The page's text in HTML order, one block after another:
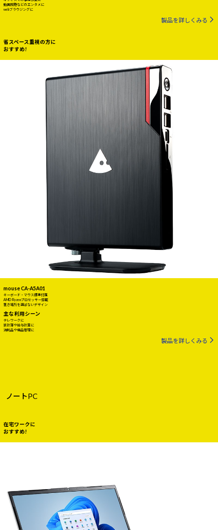
動画視聴などのエンタメに
webブラウジングに
製品を詳しくみる
省スペース重視の方に
おすすめ!
mouse CA-A5A01
キーボード・マウス標準付属
AMD Ryzenプロセッサー搭載
置き場所を選ばないデザイン
主な利用シーン
テレワークに
家計簿や給与計算に
消耗品や備品管理に
製品を詳しくみる
ノートPC
在宅ワークに
おすすめ!